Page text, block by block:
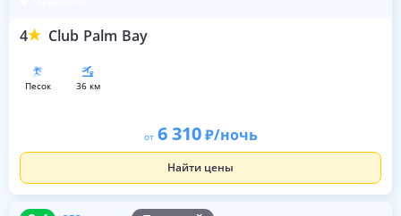
4 Club Palm Bay
песок 36 км
от 6 310 /ночь
Найти цены
8.4 353 оценки